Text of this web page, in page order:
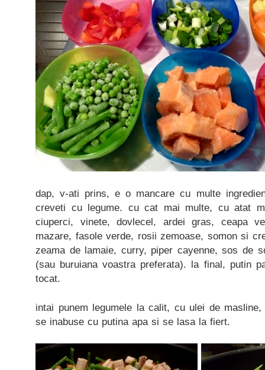
dap, v-ati prins, e o mancare cu multe
creveti cu legume. cu cat mai multe, cu atat
ciuperci, vinete, dovlecel, ardei gras, ceapa
mazare, fasole verde, rosii zemoase, somon si
zeama de lamaie, curry, piper cayenne, sos de
(sau buruiana voastra preferata). la final, putin
tocat.
intai punem legumele la calit, cu ulei de
se inabuse cu putina apa si se lasa la fiert.